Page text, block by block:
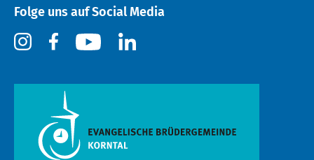
Folge uns auf Social Media